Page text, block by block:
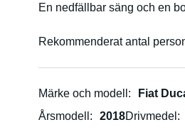
En nedfällbar säng och en
Rekommenderat antal
Köksutrustning för 4.
Kemisk toalettutrustning.
Märke och modell
Fiat
Årsmodell
2018Drivmedel